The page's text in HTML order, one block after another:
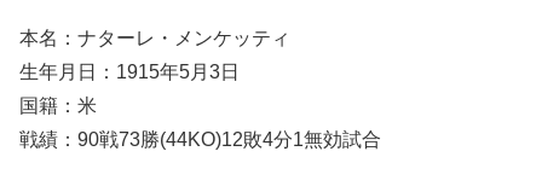
本名：ナターレ・メンケッティ
生年月日：1915年5月3日
国籍：米
戦績：90戦73勝(44KO)12敗4分1無効試合